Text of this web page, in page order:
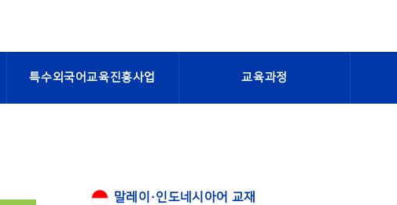
특수외국어교육진흥사업 교육과정
말레이·인도네시아어 교재